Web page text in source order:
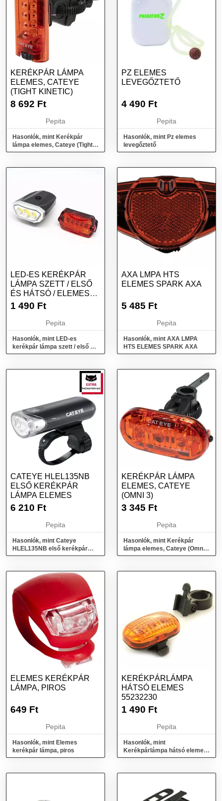
KERÉKPÁR LÁMPA
ELEMES, CATEYE
(TIGHT KINETIC)
8 692 Ft
Pepita
Hasonlók, mint Kerékpár
lámpa elemes, Cateye (Tight
kinetic)
PZ ELEMES
LEVEGŐZTETŐ
4 490 Ft
Pepita
Hasonlók, mint Pz elemes
levegőztető
LED-ES KERÉKPÁR
LÁMPA SZETT / ELSŐ
ÉS HÁTSÓ / ELEMES
(16766)
1 490 Ft
Pepita
Hasonlók, mint LED-es
kerékpár lámpa szett / első és
hátsó / elemes (16766)
AXA LMPA HTS
ELEMES SPARK AXA
5 485 Ft
Pepita
Hasonlók, mint AXA LMPA
HTS ELEMES SPARK AXA
CATEYE HLEL135NB
ELSŐ KERÉKPÁR
LÁMPA ELEMES
6 210 Ft
Pepita
Hasonlók, mint Cateye
HLEL135NB első kerékpár
lámpa elemes
KERÉKPÁR LÁMPA
ELEMES, CATEYE
(OMNI 3)
3 345 Ft
Pepita
Hasonlók, mint Kerékpár
lámpa elemes, Cateye (Omni
3)
ELEMES KERÉKPÁR
LÁMPA, PIROS
649 Ft
Pepita
Hasonlók, mint Elemes
kerékpár lámpa, piros
KERÉKPÁRLÁMPA
HÁTSÓ ELEMES
55232230
1 490 Ft
Pepita
Hasonlók, mint
Kerékpárlámpa hátsó elemes
55232230